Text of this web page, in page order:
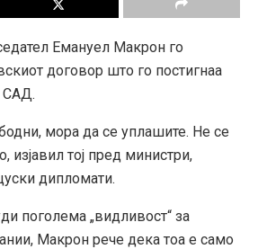
Емануел Макрон го
договор што го постигнаа
САД.
мора да се уплашите. Не се
тој пред министри,
дипломати.
поголема „видливост“ за
Макрон рече дека тоа е само